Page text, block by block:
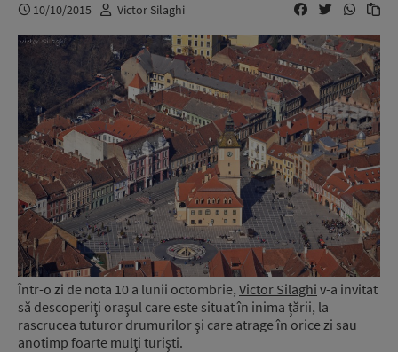
10/10/2015 Victor Silaghi
Într-o zi de nota 10 a lunii octombrie, Victor Silaghi v-a invitat
să descoperiţi oraşul care este situat în inima ţării, la
rascrucea tuturor drumurilor şi care atrage în orice zi sau
anotimp foarte mulţi turişti.